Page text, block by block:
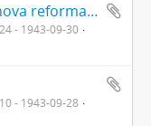
Álbuns de recortes referentes à nova reforma do imposto sobre a renda
- 1943-09-30
- 1943-09-28